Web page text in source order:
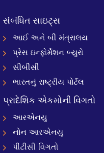
સંબંધિત સાઇટ્સ
આઈ અને બી મંત્રાલય
પ્રેસ ઇન્ફોર્મેશન બ્યુરો
સીબીસી
ભારતનું રાષ્ટ્રીય પોર્ટલ
પ્રાદેશિક એકમોની વિગતો
આરએનયુ
નોન આરએનયુ
પીટીસી વિગતો